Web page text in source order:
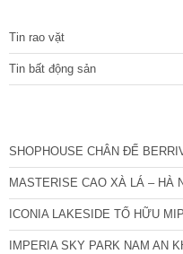
Tin rao vặt
Tin bất động sản
SHOPHOUSE CHÂN ĐẾ
MASTERISE CAO XÀ LÁ – HÀ
ICONIA LAKESIDE TỐ HỮU
IMPERIA SKY PARK NAM AN